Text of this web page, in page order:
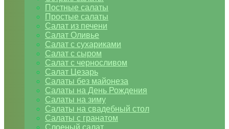
Постные салаты
Простые салаты
Салат из печени
Салат Оливье
Салат с сухариками
Салат с сыром
Салат с черносливом
Салат Цезарь
Салаты без майонеза
Салаты на День Рождения
Салаты на зиму
Салаты на свадебный стол
Салаты с гранатом
Слоеный салат